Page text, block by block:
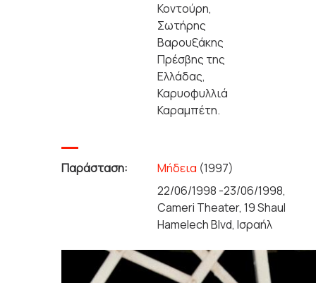
Κοντούρη,
Σωτήρης
Βαρουξάκης
Πρέσβης της
Ελλάδας,
Καρυοφυλλιά
Καραμπέτη.
Παράσταση: Μήδεια (1997)
22/06/1998 -23/06/1998,
Cameri Theater, 19 Shaul
Hamelech Blvd, Ισραήλ